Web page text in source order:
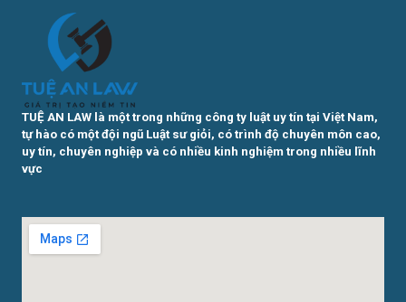
TUỆ AN LAW là một trong những công ty luật uy tín tại Việt Nam,
tự hào có một đội ngũ Luật sư giỏi, có trình độ chuyên môn cao,
uy tín, chuyên nghiệp và có nhiều kinh nghiệm trong nhiều lĩnh
vực